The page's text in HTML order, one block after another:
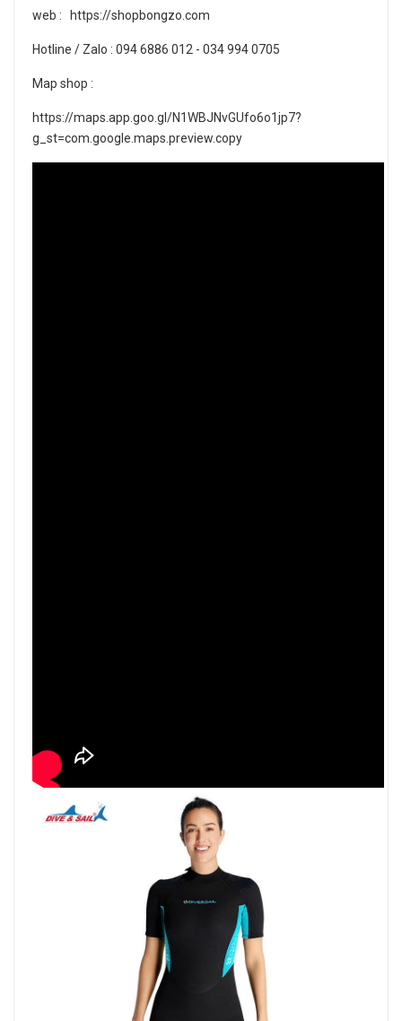
web : https://shopbongzo.com
Hotline / Zalo : 094 6886 012 - 034 994 0705
Map shop :
https://maps.app.goo.gl/N1WBJNvGUfo6o1jp7?
g_st=com.google.maps.preview.copy